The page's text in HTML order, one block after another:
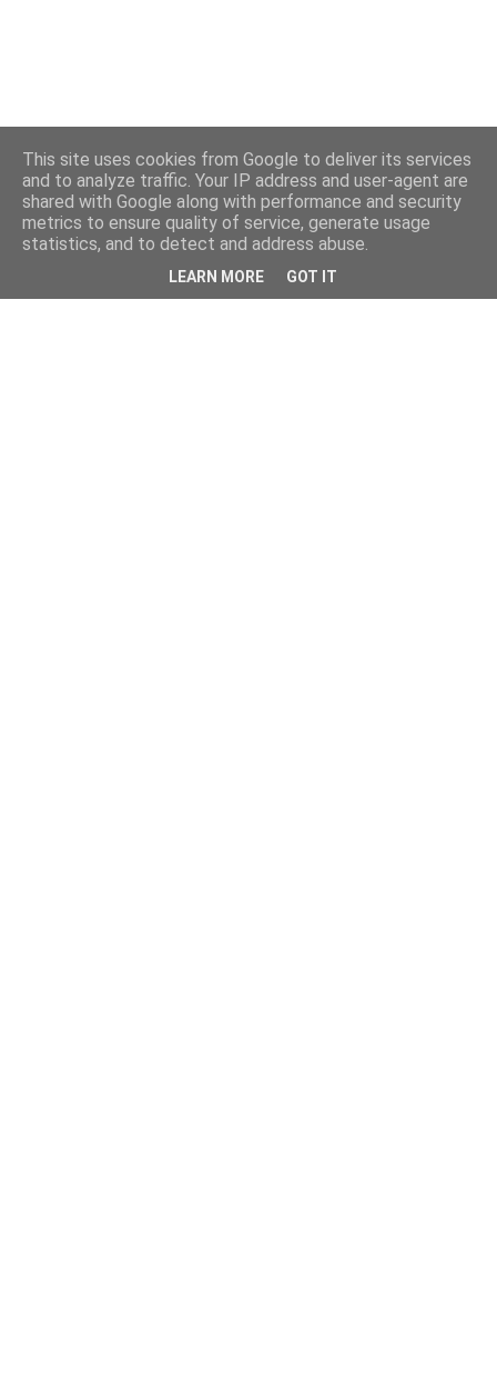
This site uses cookies from Google to deliver its services
and to analyze traffic. Your IP address and user-agent are
shared with Google along with performance and security
metrics to ensure quality of service, generate usage
statistics, and to detect and address abuse.
LEARN MORE GOT IT